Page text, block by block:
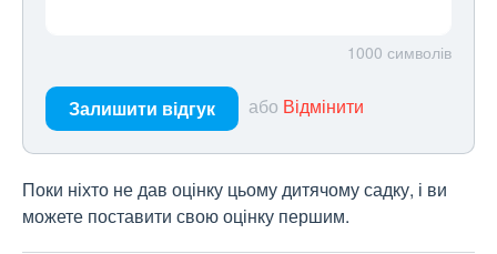
1000 символів
Залишити відгук або Відмінити
Поки ніхто не дав оцінку цьому дитячому садку, і ви
можете поставити свою оцінку першим.